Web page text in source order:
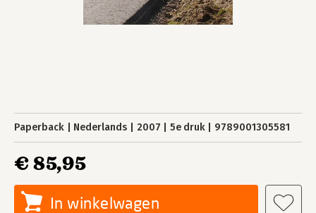
Paperback Nederlands 2007 5e druk 9789001305581
€ 85,95
In winkelwagen